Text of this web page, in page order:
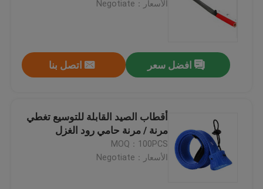
منتجات
معلومات عنا
الأسعار：Negotiate
افضل سعر اتصل بنا
أقطاب الصيد القابلة للتوسيع تغطي
مرنة / مرنة حامي رود الغزل
MOQ：100PCS
الأسعار：Negotiate